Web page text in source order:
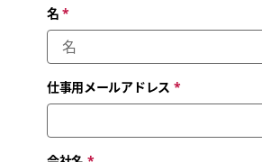
名 *
仕事用メールアドレス *